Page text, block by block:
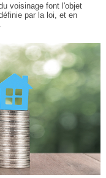
voisinage font l'objet
par la loi, et en